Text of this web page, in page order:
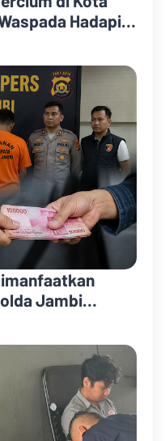
Hadapi
Jambi
dengan Janji